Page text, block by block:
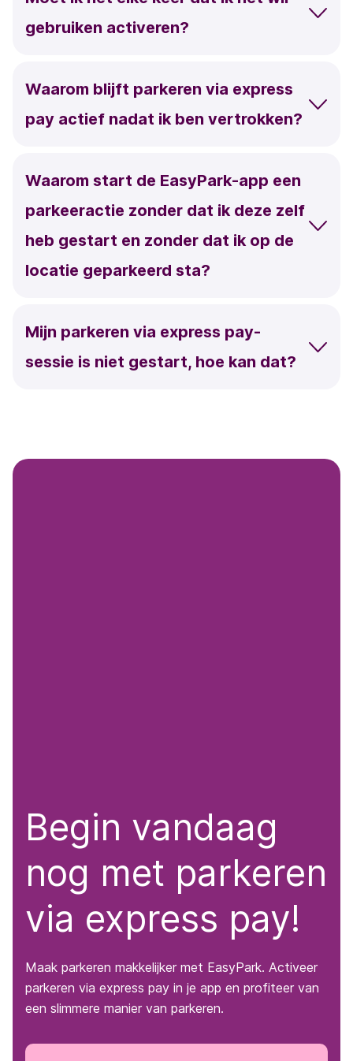
gebruiken activeren?
Waarom blijft parkeren via express
pay actief nadat ik ben vertrokken?
Waarom start de EasyPark-app een
parkeeractie zonder dat ik deze zelf
heb gestart en zonder dat ik op de
locatie geparkeerd sta?
Mijn parkeren via express pay-
sessie is niet gestart, hoe kan dat?
Begin vandaag
nog met parkeren
via express pay!
Maak parkeren makkelijker met EasyPark. Activeer
parkeren via express pay in je app en profiteer van
een slimmere manier van parkeren.